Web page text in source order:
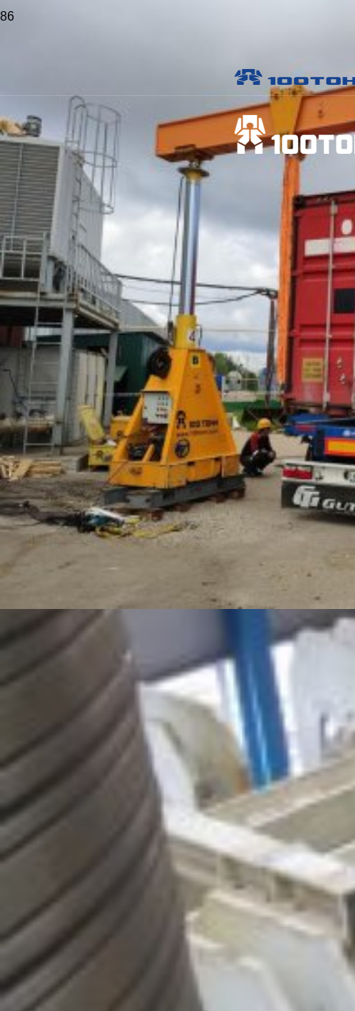
Соблюдение норм безопасности при
такелажных работах
Опубликовано18 Сен 2022
Поделиться
Правила такелажных работ
Основные требования к работникам-такелажникам
При необходимости перевозить различные грузы, как
очень тяжёлые, так и не особо габаритные, возникает
необходимость в такелажных работах. Поэтому эта
услуга довольно популярна. Для поднятия и
перемещения грузов требуется специальное
оборудование. Только при помощи необходимых
приспособлений возможно качественно произвести
безопасное перемещение грузов, монтаж, демонтаж и
Поднимать и перевозить, к примеру, предметы
медицинского оборудования, производственных станков,
насыпных банковских сейфов, различных деталей машин
и т. д. нужно с большой осторожностью. При небрежном
обращении они могут быть повреждены.
Правила такелажных работ
Сначала нужно полностью освободить пути, по которым
должен будет подъехать транспорт. А потом подготовить
рабочую площадку. Рекомендуется позаботиться о том,
чтобы вокруг участка, где будут производиться
такелажные работы, было освобождено по возможности
большее пространство. Никакие посторонние предметы
и объекты не должны находиться поблизости, т. к. они
могут помешать погрузке и разгрузке. Такелажникам
потребуется немало места, чтобы производить манёвры
в процессе погрузки. Это необходимо для удобства
поднятия и перемещения груза и обеспечения его
полной сохранности, чтобы исключить возможность